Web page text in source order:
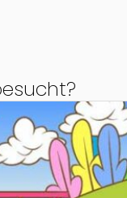
Blériotgasse